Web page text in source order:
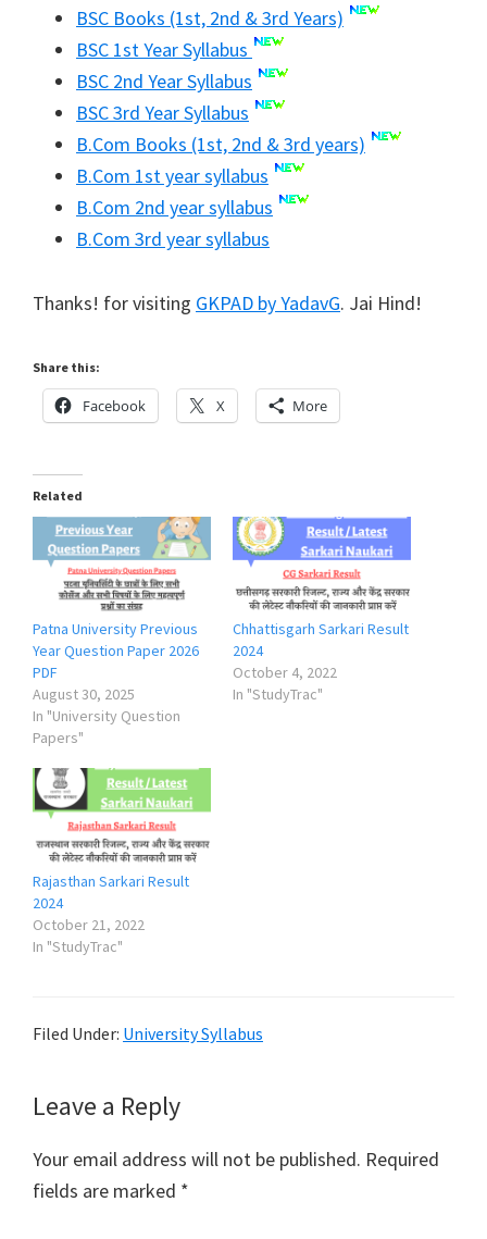
BSC Books (1st, 2nd & 3rd Years)
BSC 1st Year Syllabus
BSC 2nd Year Syllabus
BSC 3rd Year Syllabus
B.Com Books (1st, 2nd & 3rd years)
B.Com 1st year syllabus
B.Com 2nd year syllabus
B.Com 3rd year syllabus
Thanks! for visiting GKPAD by YadavG. Jai Hind!
Share this:
Facebook X More
Related
Patna University Previous
Year Question Paper 2026
PDF
August 30, 2025
In "University Question
Papers"
Chhattisgarh Sarkari Result
2024
October 4, 2022
In "StudyTrac"
Rajasthan Sarkari Result
2024
October 21, 2022
In "StudyTrac"
Filed Under: University Syllabus
Reader
Interactions
Leave a Reply
Your email address will not be published. Required
fields are marked *